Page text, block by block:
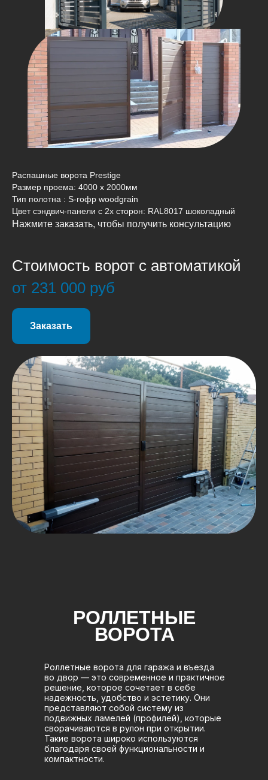
Распашные ворота Prestige
Размер проема: 4000 x 2000мм
Тип полотна : S-гофр woodgrain
Цвет сэндвич-панели c 2х сторон: RAL8017 шоколадный
Нажмите заказать, чтобы получить консультацию
Стоимость ворот с автоматикой
от 231 000 руб
Заказать
РОЛЛЕТНЫЕ
ВОРОТА
Роллетные ворота для гаража и въезда
во двор — это современное и практичное
решение, которое сочетает в себе
надежность, удобство и эстетику. Они
представляют собой систему из
подвижных ламелей (профилей), которые
сворачиваются в рулон при открытии.
Такие ворота широко используются
благодаря своей функциональности и
компактности.